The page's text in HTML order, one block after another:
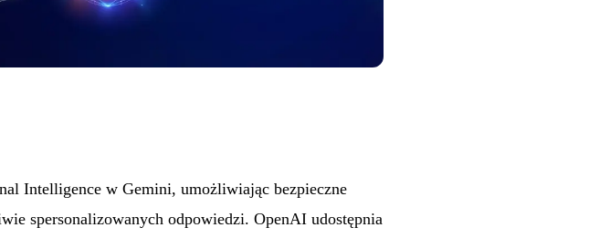
Intelligence w Gemini, umożliwiając bezpieczne
spersonalizowanych odpowiedzi. OpenAI udostępnia